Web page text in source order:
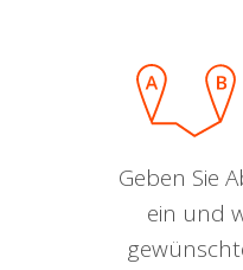
Geben Sie
ein und